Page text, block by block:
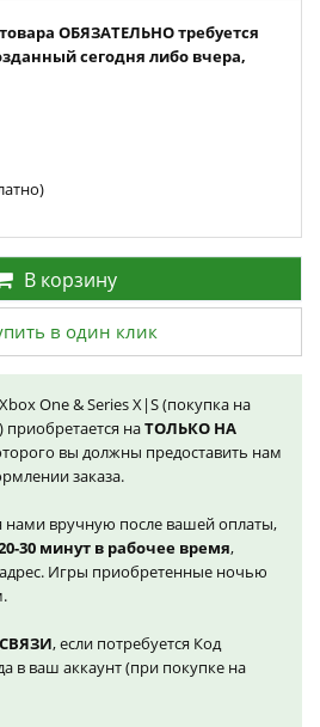
ОБЯЗАТЕЛЬНО требуется
сегодня либо вчера,
В корзину
в один клик
One & Series X|S (покупка на
приобретается наТОЛЬКО НА
вы должны предоставить нам
заказа.
вручную после вашей оплаты,
30 минут в рабочее время,
Игры приобретенные ночью
, если потребуется Код
в ваш аккаунт (при покупке на